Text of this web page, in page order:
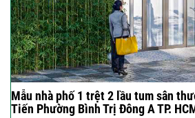
Mẫu nhà phố 1 trệt 2 lầu tum sân
Tiến Phường Bình Trị Đông A TP.